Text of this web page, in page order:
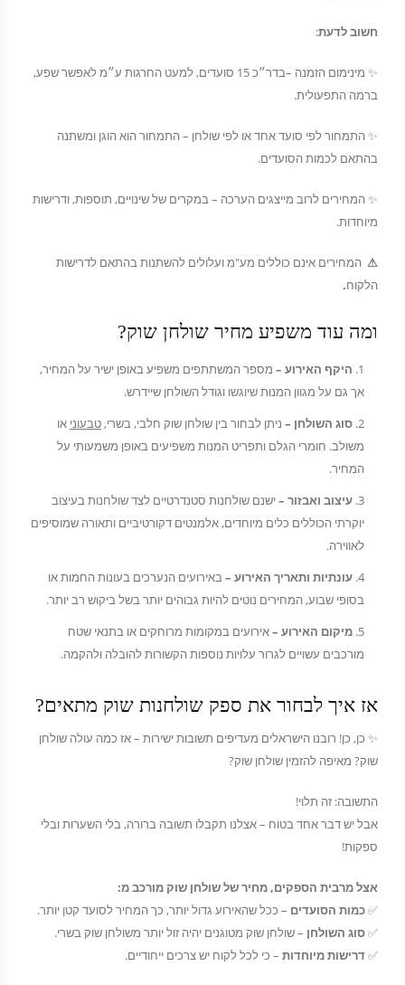
חשוב לדעת:
✨ מינימום הזמנה –בדר״כ 15 סועדים, למעט החרגות ע״מ לאפשר שפע,
ברמה התפעולית.
✨ התמחור לפי סועד אחד או לפי שולחן – התמחור הוא הוגן ומשתנה
בהתאם לכמות הסועדים.
✨ המחירים לרוב מייצגים הערכה – במקרים של שינויים, תוספות, ודרישות
מיוחדות.
⚠ המחירים אינם כוללים מע"מ ועלולים להשתנות בהתאם לדרישות
הלקוח.
ומה עוד משפיע מחיר שולחן שוק?
היקף האירוע – מספר המשתתפים משפיע באופן ישיר על המחיר,
אך גם על מגוון המנות שיוגשו וגודל השולחן שיידרש.
סוג השולחן – ניתן לבחור בין שולחן שוק חלבי, בשרי,טבעוני או
משולב. חומרי הגלם ותפריט המנות משפיעים באופן משמעותי על
המחיר.
עיצוב ואבזור –ישנם שולחנות סטנדרטיים לצד שולחנות בעיצוב
יוקרתי הכוללים כלים מיוחדים, אלמנטים דקורטיביים ותאורה שמוסיפים
לאווירה.
עונתיות ותאריך האירוע –באירועים הנערכים בעונות החמות או
בסופי שבוע, המחירים נוטים להיות גבוהים יותר בשל ביקוש רב יותר.
מיקום האירוע –אירועים במקומות מרוחקים או בתנאי שטח
מורכבים עשויים לגרור עלויות נוספות הקשורות להובלה ולהקמה.
אז איך לבחור את ספק שולחנות שוק מתאים?
✨ כן, כן! רובנו הישראלים מעדיפים תשובות ישירות – אז כמה עולה שולחן
שוק? מאיפה להזמין שולחן שוק?
התשובה: זה תלוי!
אבל יש דבר אחד בטוח – אצלנו תקבלו תשובה ברורה, בלי השערות ובלי
ספקות!
אצל מרבית הספקים, מחיר של שולחן שוק מורכב מ:
✅כמות הסועדים – ככל שהאירוע גדול יותר, כך המחיר לסועד קטן יותר.
✅סוג השולחן – שולחן שוק מטוגנים יהיה זול יותר משולחן שוק בשרי.
✅דרישות מיוחדות – כי לכל לקוח יש צרכים ייחודיים.